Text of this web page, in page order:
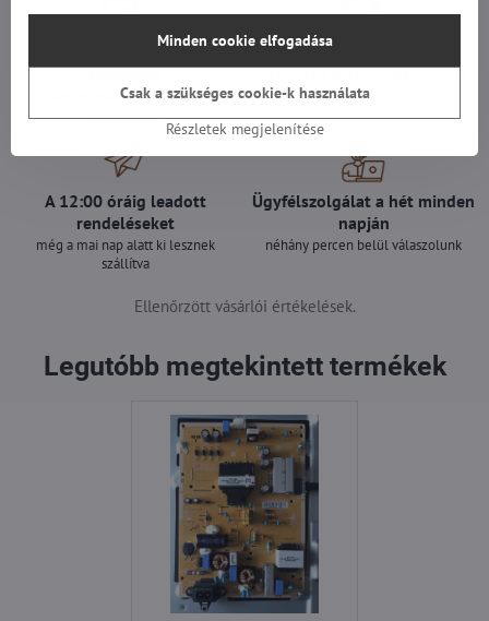
Minden termékünket
teszteljük
100%-os működőképességet
garantálunk
Szállítás csak 1490 Ft
A 12:00 óráig leadott
rendeléseket
még a mai nap alatt ki lesznek
szállítva
Ügyfélszolgálat a hét minden
napján
néhány percen belül válaszolunk
Ellenőrzött vásárlói értékelések.
Legutóbb megtekintett termékek
Részletek megjelenítése
Minden cookie elfogadása
Csak a szükséges cookie-k használata